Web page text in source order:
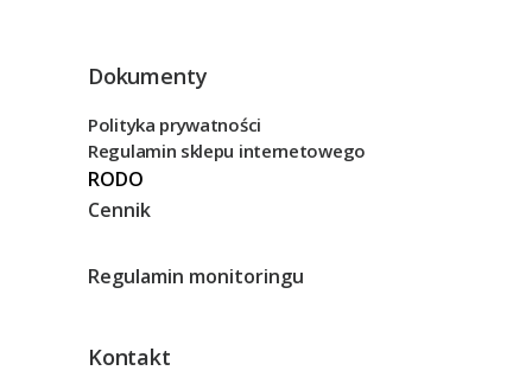
Dokumenty
Polityka prywatności
Regulamin sklepu internetowego
RODO
Cennik
Regulamin monitoringu
Kontakt